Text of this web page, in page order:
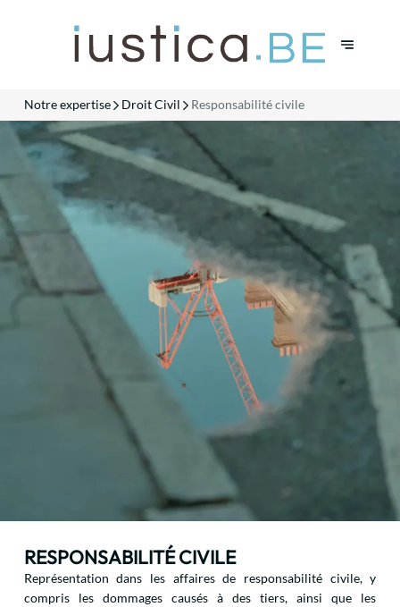
Notre expertise Droit Civil Responsabilité civile
RESPONSABILITÉ CIVILE
Représentation dans les affaires de responsabilité civile, y
compris les dommages causés à des tiers, ainsi que les